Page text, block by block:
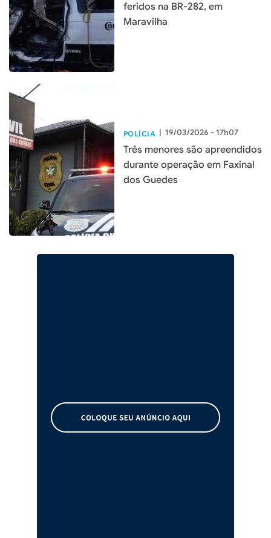
feridos na BR-282, em
Maravilha
POLÍCIA | 19/03/2026 - 17h07
Três menores são apreendidos
durante operação em Faxinal
dos Guedes